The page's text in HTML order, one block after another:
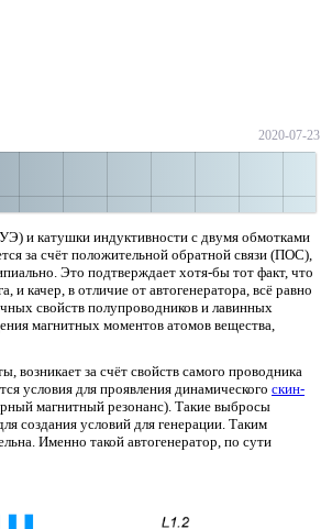
2020-07-23
и катушки индуктивности с двумя обмотками
за счёт положительной обратной связи (ПОС),
Это подтверждает хотя-бы тот факт, что
качер, в отличие от автогенератора, всё равно
свойств полупроводников и лавинных
магнитных моментов атомов вещества,
за счёт свойств самого проводника
условия для проявления динамического скин-
магнитный резонанс). Такие выбросы
создания условий для генерации. Таким
Именно такой автогенератор, по сути